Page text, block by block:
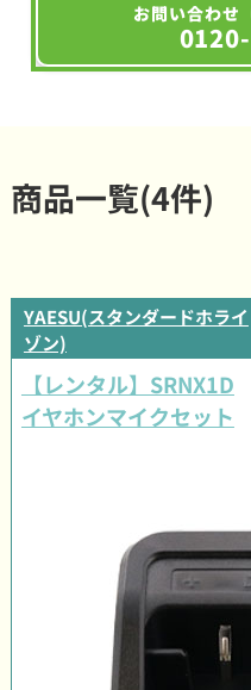
お問い合わせ
商品一覧(4件)
YAESU(スタンダードホライ
ゾン)
【レンタル】SRNX1D
イヤホンマイクセット